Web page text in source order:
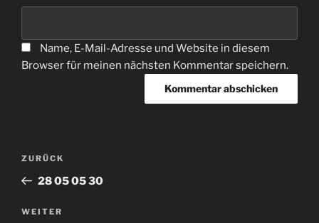
Name, E-Mail-Adresse und Website in diesem
Browser für meinen nächsten Kommentar speichern.
Beitragsnavigation
Vorheriger
Beitrag
ZURÜCK
28 05 05 30
Nächster
WEITER